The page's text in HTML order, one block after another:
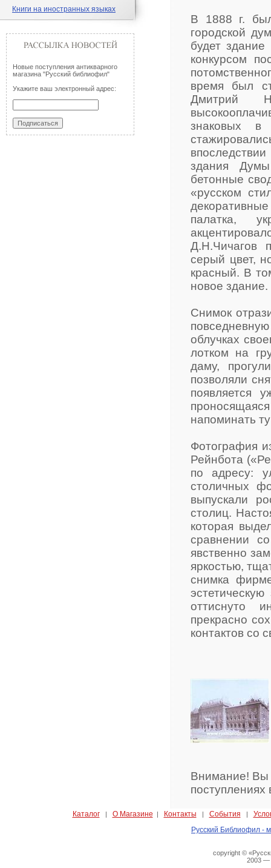
Книги на иностранных языках
Новые поступления антикварного
магазина "Русский библиофил"
Укажите ваш электронный адрес:
В 1888 г. был
городской
будет
конкурсом
время был
Дмитрий
знаковых
здания
бетонные
«русском
палатка,
Д.Н.Чичагов
серый цвет,
красный. В
новое здание.
Снимок
облучках
лотком на
даму,
позволяли
появляется
напоминать
Фотография
Рейнбота
по адресу:
столичных
выпускали
столиц.
которая
сравнении
явственно
яркостью,
снимка
оттиснуто
прекрасно
контактов со
Внимание! Вы
Каталог| О Магазине | Контакты | События |
Русский Библиофил -
copyright ©
2003 —